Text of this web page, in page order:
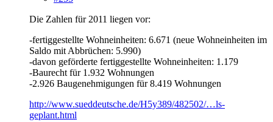
Die Zahlen für 2011 liegen vor:
-fertiggestellte Wohneinheiten: 6.671 (neue Wohneinheiten im
Saldo mit Abbrüchen: 5.990)
-davon geförderte fertiggestellte Wohneinheiten: 1.179
-Baurecht für 1.932 Wohnungen
-2.926 Baugenehmigungen für 8.419 Wohnungen
http://www.sueddeutsche.de/H5y389/482502/…ls-
geplant.html